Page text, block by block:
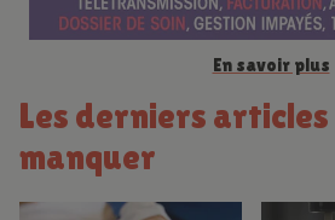
En savoir plus
Les derniers articles à ne pas
manquer